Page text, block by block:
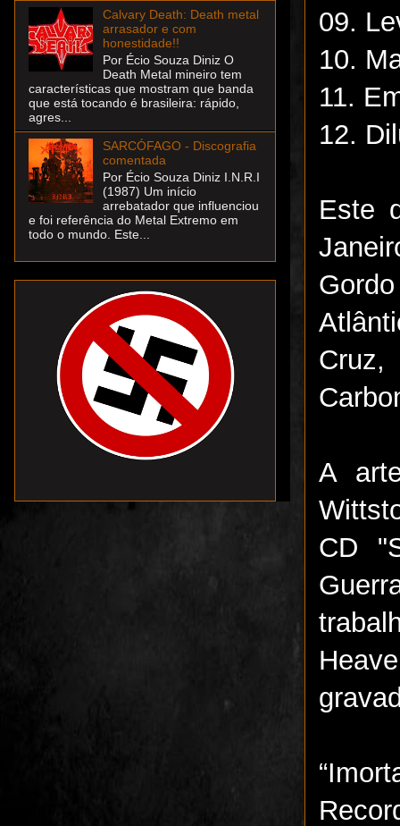
09.
10.
11.
12.
Este
A
CD
Calvary Death: Death metal
arrasador e com
honestidade!!
Por Écio Souza Diniz O
Death Metal mineiro tem
características que mostram que banda
que está tocando é brasileira: rápido,
agres...
SARCÓFAGO - Discografia
comentada
Por Écio Souza Diniz I.N.R.I
(1987) Um início
arrebatador que influenciou
e foi referência do Metal Extremo em
todo o mundo. Este...